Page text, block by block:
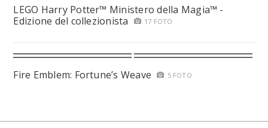
LEGO Harry Potter™ Ministero della Magia™ -
Edizione del collezionista
17 FOTO
Fire Emblem: Fortune’s Weave 5 FOTO